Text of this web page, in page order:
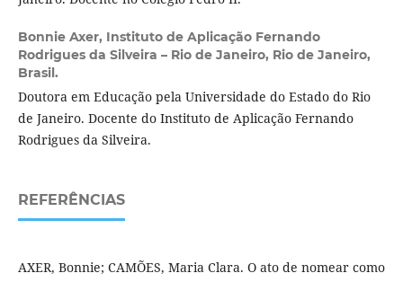
Bonnie Axer, Instituto de Aplicação Fernando
Rodrigues da Silveira – Rio de Janeiro, Rio de Janeiro,
Brasil.
Doutora em Educação pela Universidade do Estado do Rio
de Janeiro. Docente do Instituto de Aplicação Fernando
Rodrigues da Silveira.
REFERÊNCIAS
AXER, Bonnie; CAMÕES, Maria Clara. O ato de nomear como